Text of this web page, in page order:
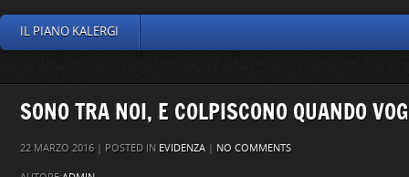
IL PIANO KALERGI
SONO TRA NOI, E COLPISCONO QUANDO
22 MARZO 2016 | POSTED IN EVIDENZA | NO COMMENTS